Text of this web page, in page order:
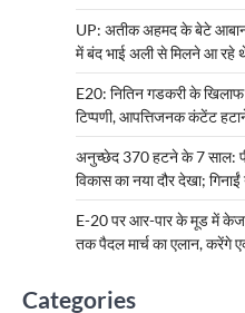
UP: अतीक अहमद के बेटे आबान
में बंद भाई अली से मिलने आ रहे
E20: नितिन गडकरी के खिलाफ
टिप्पणी, आपत्तिजनक कंटेंट
अनुच्छेद 370 हटने के 7 साल:
विकास का नया दौर देखा;
E-20 पर आर-पार के मूड में
तक पैदल मार्च का एलान, करेंगे
Categories